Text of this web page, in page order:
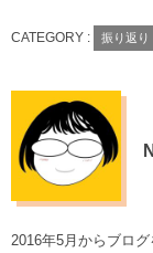
CATEGORY : 振り返り
2016年5月からブロ